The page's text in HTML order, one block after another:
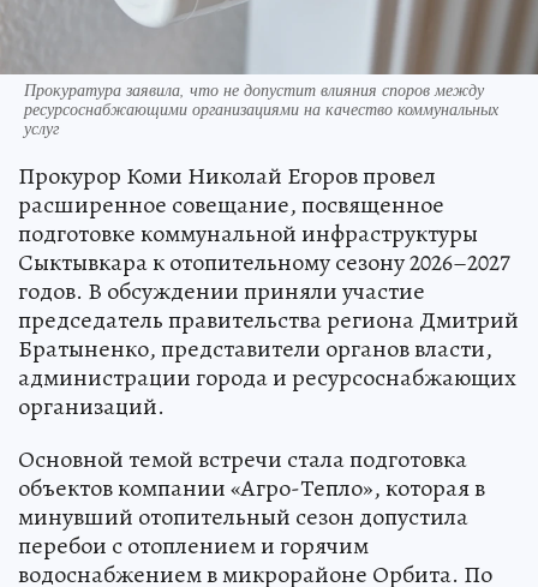
Прокуратура заявила, что не допустит влияния споров между
ресурсоснабжающими организациями на качество коммунальных
услуг
Прокурор Коми Николай Егоров провел
расширенное совещание, посвященное
подготовке коммунальной инфраструктуры
Сыктывкара к отопительному сезону 2026–2027
годов. В обсуждении приняли участие
председатель правительства региона Дмитрий
Братыненко, представители органов власти,
администрации города и ресурсоснабжающих
организаций.
Основной темой встречи стала подготовка
объектов компании «Агро-Тепло», которая в
минувший отопительный сезон допустила
перебои с отоплением и горячим
водоснабжением в микрорайоне Орбита. По